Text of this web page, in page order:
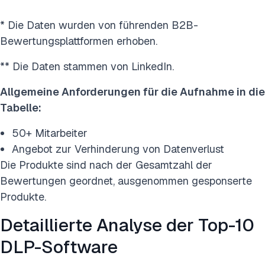
* Die Daten wurden von führenden B2B-
Bewertungsplattformen erhoben.
** Die Daten stammen von LinkedIn.
Allgemeine Anforderungen für die Aufnahme in die
Tabelle:
50+ Mitarbeiter
Angebot zur Verhinderung von Datenverlust
Die Produkte sind nach der Gesamtzahl der
Bewertungen geordnet, ausgenommen gesponserte
Produkte.
Detaillierte Analyse der Top-10
DLP-Software